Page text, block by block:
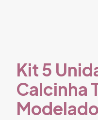
Kit 5
Calcinha